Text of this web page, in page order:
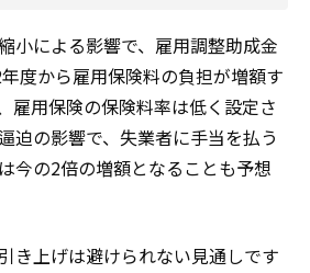
小による影響で、雇用調整助成金
度から雇用保険料の負担が増額す
雇用保険の保険料率は低く設定さ
迫の影響で、失業者に手当を払う
今の2倍の増額となることも予想
き上げは避けられない見通しです